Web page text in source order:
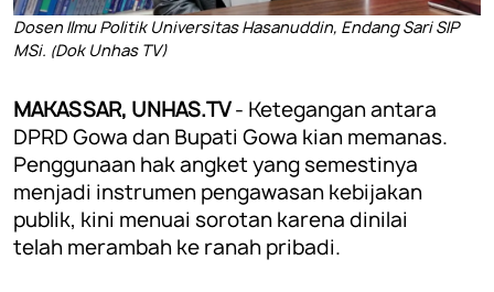
Dosen Ilmu Politik Universitas Hasanuddin, Endang Sari SIP
MSi. (Dok Unhas TV)
MAKASSAR, UNHAS.TV- Ketegangan antara
DPRD Gowa dan Bupati Gowa kian memanas.
Penggunaan hak angket yang semestinya
menjadi instrumen pengawasan kebijakan
publik, kini menuai sorotan karena dinilai
telah merambah ke ranah pribadi.